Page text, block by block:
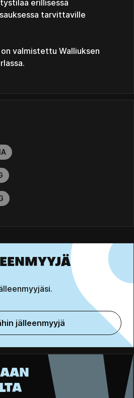
erillisessä
tarvittaville
valmistettu Walliuksen
jälleenmyyjä